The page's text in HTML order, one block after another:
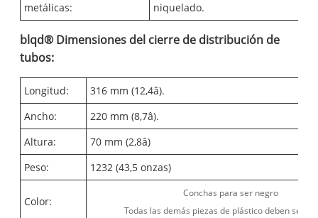
metálicas:
niquelado.
blqd® Dimensiones del cierre de distribución de
tubos:
Longitud:
316 mm (12,4â).
Ancho:
220 mm (8,7â).
Altura:
70 mm (2,8â)
Peso:
1232 (43,5 onzas)
Color:
Conchas para ser negro
Todas las demás piezas de plástico deben ser